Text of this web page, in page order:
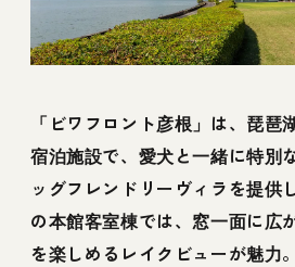
15【湖西（大津市）のペッ
ージ】オーベルジュ メソン
16【湖南（大津市）のペッ
おごと温泉 暖灯館 きくのや
17【湖南（大津市）のペッ
比良招福温泉 ホリデーアフ
「ビワフロント彦根」は、琵琶
宿泊施設で、愛犬と一緒に特別
ッグフレンドリーヴィラを提供
の本館客室棟では、窓一面に広
を楽しめるレイクビューが魅力